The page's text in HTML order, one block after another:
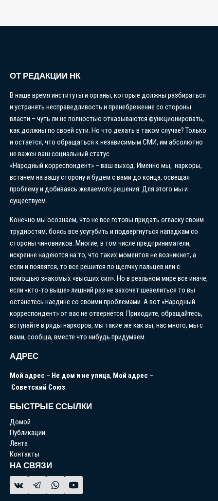
ОТ РЕДАКЦИИ НК
В наше время институты и органы, которые должны разбираться
и устранять несправедливость и пренебрежение со стороны
власти – чуть ли не полностью отказываются функционировать,
как должны по своей сути. Но что делать в таком случае? Только
и остается, что обращаться к независимым СМИ, им абсолютно
не важен ваш социальный статус.
«Народный корреспондент» – ваш выход. Именно мы, наркоры,
встанем на вашу сторону и будем с вами до конца, освещая
проблему и добиваясь желаемого решения. Для этого мы и
существуем.
Конечно мы осознаем, что не все готовы придать огласку своим
трудностям, боясь все усугубить и подвергнуться нападкам со
стороны чиновников. Многие, в том числе предприниматели,
искренне надеются на то, что таких моментов не возникнет, а
если и появятся, то все решится по щелчку пальцев или с
помощью знакомых «высших сил». Но в реальном мире все иначе,
если «кто-то выше» лишний раз не захочет шевелиться то вы
останетесь наедине со своими проблемами. А вот «Народный
корреспондент» от вас не отвернётся. Приходите, обращайтесь,
вступайте в ряды наркоров, мы такие же как вы, нас много, мы с
вами, сообща, вместе что нибудь придумаем.
АДРЕС
Мой адрес – Не дом и не улица, Мой адрес –
Советский Союз.
БЫСТРЫЕ ССЫЛКИ
Домой
Публикации
Лента
Контакты
НА СВЯЗИ